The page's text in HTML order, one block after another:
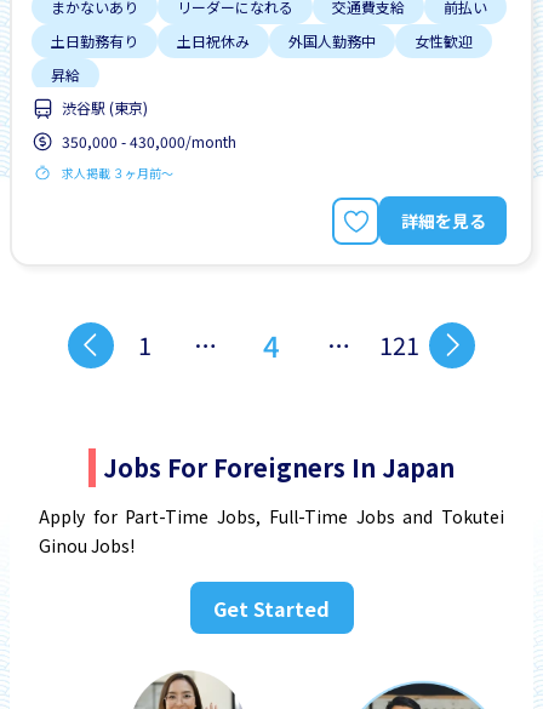
まかないあり リーダーになれる 交通費支給
前払い
土日勤務有り
土日祝休み 外国人勤務中
女性歓迎
昇給
渋谷駅 (東京)
350,000 - 430,000/month
求人掲載 ３ヶ月前〜
詳細を見る
1 … 4 … 121
Jobs For Foreigners In Japan
Apply for Part-Time Jobs, Full-Time Jobs and Tokutei
Ginou Jobs!
Get Started